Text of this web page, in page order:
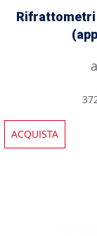
Rifrattometri
ACQUISTA